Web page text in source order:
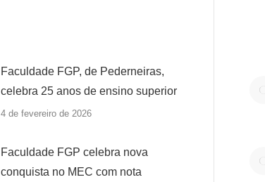
Faculdade FGP, de Pederneiras,
celebra 25 anos de ensino superior
4 de fevereiro de 2026
Faculdade FGP celebra nova
conquista no MEC com nota